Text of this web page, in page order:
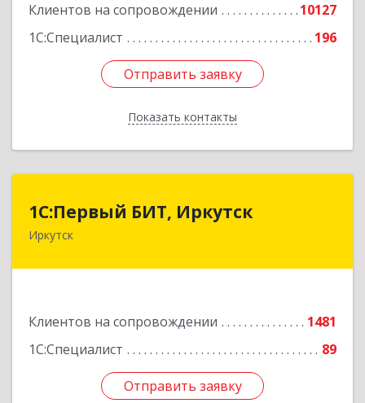
Клиентов на сопровождении
10127
1С:Специалист
196
Отправить заявку
Показать контакты
Отправить заявку
Назад
1С:Первый БИТ, Иркутск
Иркутск
Клиентов на сопровождении
1481
1С:Специалист
89
Отправить заявку
1С:Первый БИТ, Иркутск
664007, Иркутская обл, Иркутск г, Декабрьских
Отправить заявку